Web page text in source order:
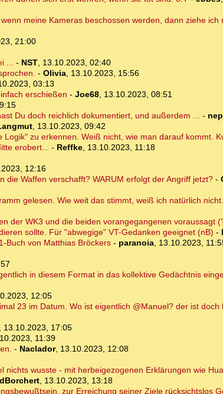
meine Kameras beschossen werden, dann ziehe ich
21:00
... - NST, 13.10.2023, 02:40
- Olivia, 13.10.2023, 15:56
03:13
erschießen - Joe68, 13.10.2023, 08:51
Du doch reichlich dokumentiert, und außerdem ... -
, 13.10.2023, 09:42
zu erkennen. Weiß nicht, wie man darauf kommt.
erobert... - Reffke, 13.10.2023, 11:18
12:16
Waffen verschafft? WARUM erfolgt der Angriff jetzt?-
gelesen. Wie weit das stimmt, weiß ich natürlich
der WK3 und die beiden vorangegangenen voraussagt
sollte. Für "abwegige" VT-Gedanken geeignet (nB) -
Buch von Matthias Bröckers- paranoia, 13.10.2023,
in diesem Format in das kollektive Gedächtnis
12:05
23 im Datum. Wo ist eigentlich @Manuel? der ist doch
13.10.2023, 17:05
11:39
- Naclador, 13.10.2023, 12:08
wusste - mit herbeigezogenen Erklärungen wie
, 13.10.2023, 13:18
zur Erreichung seiner Ziele rücksichtslos